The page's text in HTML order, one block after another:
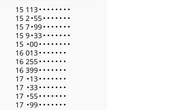
15 113• • • • • • • •
15 2•55• • • • • • •
15 7•99• • • • • • •
15 9•33• • • • • • •
15 •00• • • • • • • •
16 013• • • • • • •
16 255• • • • • • •
16 399• • • • • • •
17 •13• • • • • • •
17 •33• • • • • • •
17 •55• • • • • • •
17 •99• • • • • • •